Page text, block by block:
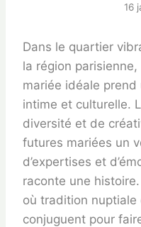
16
Dans le quartier
la région
mariée idéale
intime et culturelle.
diversité et de
futures mariées un
d’expertises et
raconte une
où tradition
conjuguent pour